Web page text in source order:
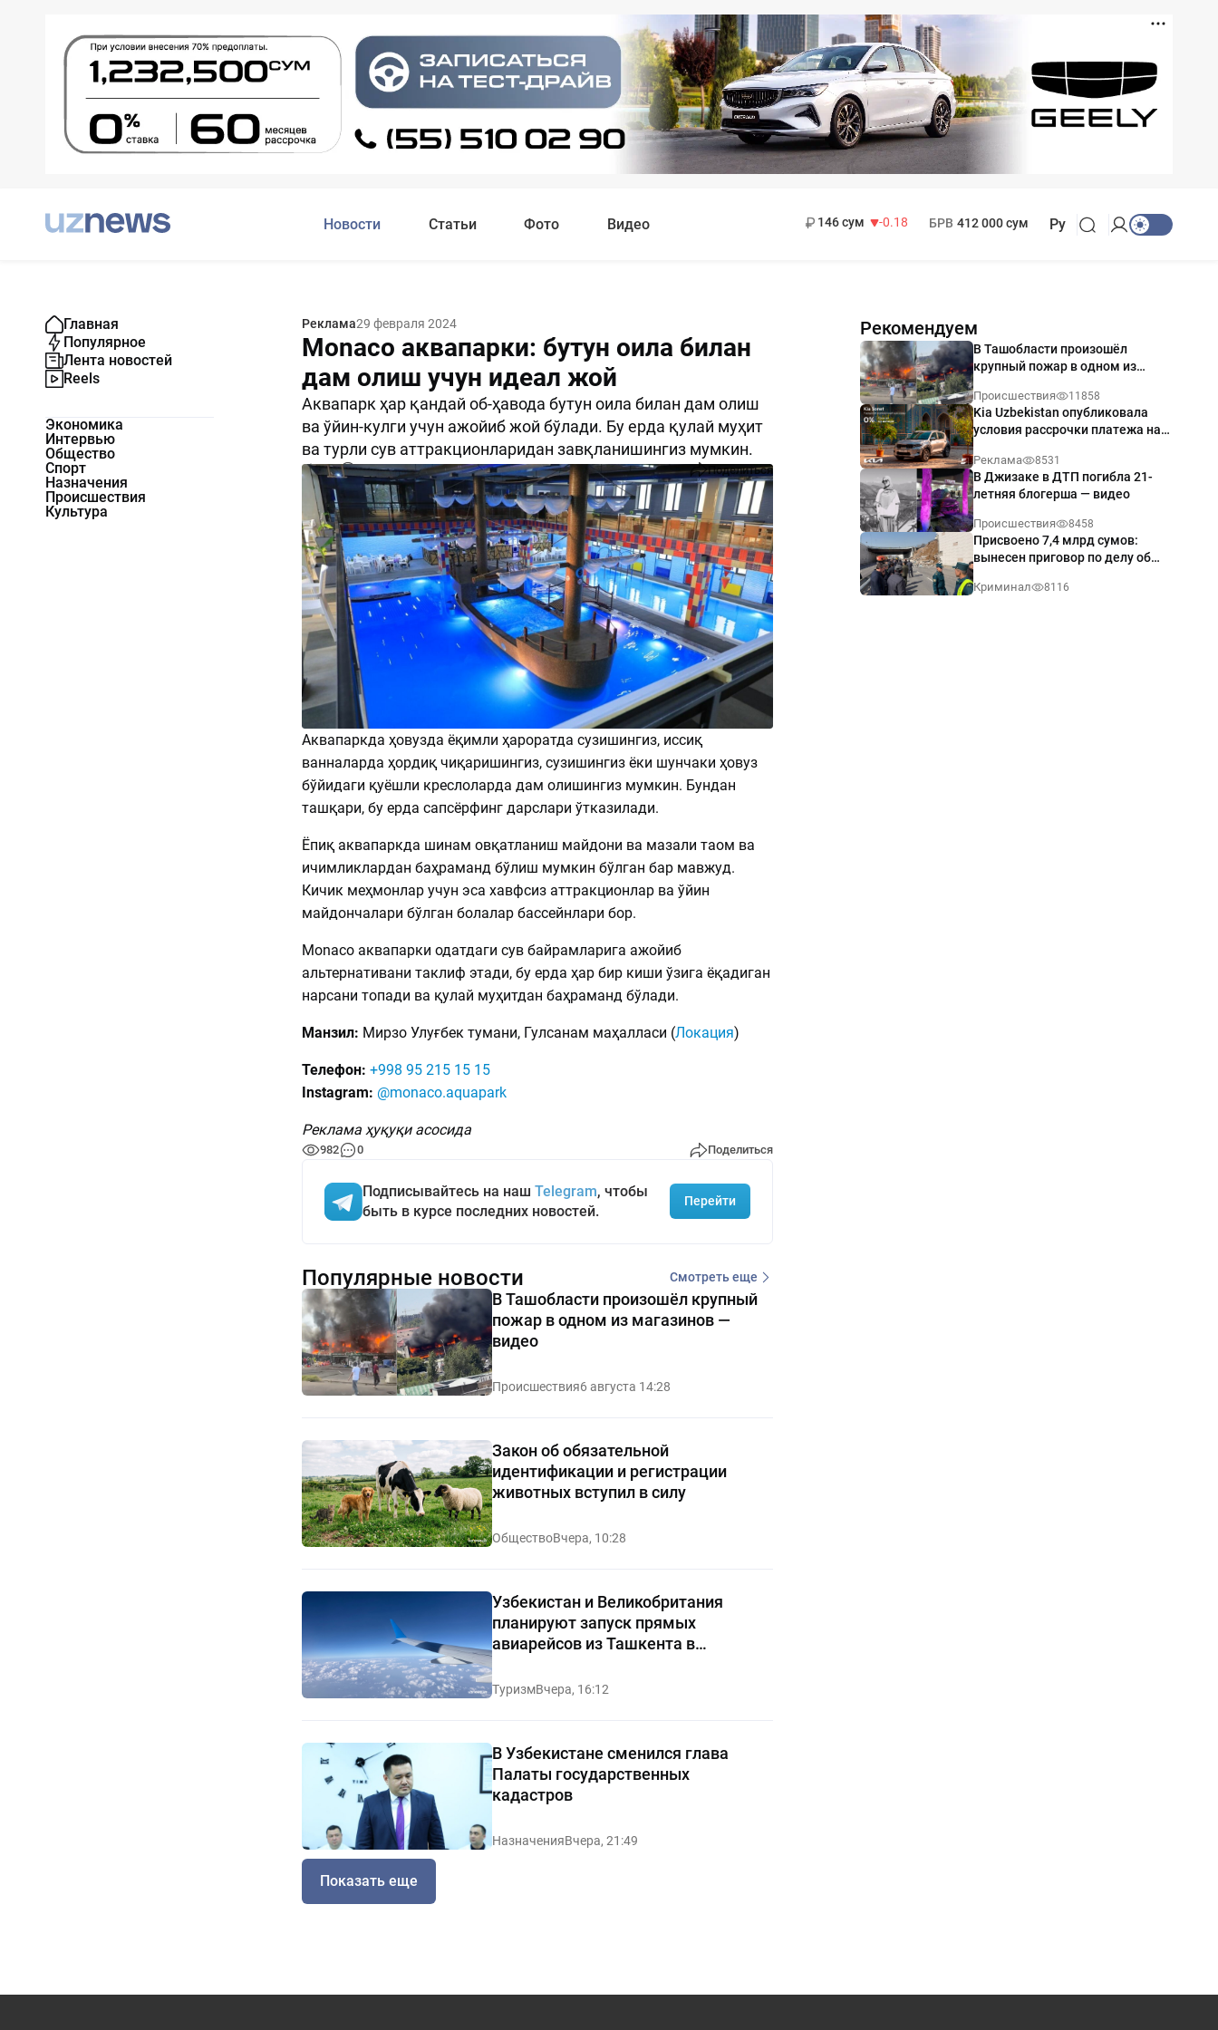
Новости Статьи Фото Видео
146 сум
-0.18
БРВ 412 000 сум Ру
Главная
Популярное
Лента новостей
Reels
Экономика
Интервью
Общество
Спорт
Назначения
Происшествия
Культура
Реклама29 февраля 2024
Monaco аквапарки: бутун оила билан
дам олиш учун идеал жой
Аквапарк ҳар қандай об-ҳавода бутун оила билан дам олиш
ва ўйин-кулги учун ажойиб жой бўлади. Бу ерда қулай муҳит
ва турли сув аттракционларидан завқланишингиз мумкин.
982 0 Поделиться
Аквапаркда ҳовузда ёқимли ҳароратда сузишингиз, иссиқ
ванналарда ҳордиқ чиқаришингиз, сузишингиз ёки шунчаки ҳовуз
бўйидаги қуёшли креслоларда дам олишингиз мумкин. Бундан
ташқари, бу ерда сапсёрфинг дарслари ўтказилади.
Ёпиқ аквапаркда шинам овқатланиш майдони ва мазали таом ва
ичимликлардан баҳраманд бўлиш мумкин бўлган бар мавжуд.
Кичик меҳмонлар учун эса хавфсиз аттракционлар ва ўйин
майдончалари бўлган болалар бассейнлари бор.
Monaco аквапарки одатдаги сув байрамларига ажойиб
альтернативани таклиф этади, бу ерда ҳар бир киши ўзига ёқадиган
нарсани топади ва қулай муҳитдан баҳраманд бўлади.
Манзил: Мирзо Улуғбек тумани, Гулсанам маҳалласи (Локация)
Телефон: +998 95 215 15 15
Instagram: @monaco.aquapark
Реклама ҳуқуқи асосида
982 0 Поделиться
Подписывайтесь на наш Telegram, чтобы
быть в курсе последних новостей.
Перейти
Рекомендуем
В Ташобласти произошёл
крупный пожар в одном из
Происшествия 11858
Kia Uzbekistan опубликовала
условия рассрочки платежа на
годовых
Реклама 8531
В Джизаке в ДТП погибла 21-
летняя блогерша — видео
Происшествия 8458
Присвоено 7,4 млрд сумов:
вынесен приговор по делу об
Ташкенте
Криминал 8116
Популярные новости Смотреть еще
В Ташобласти произошёл крупный
пожар в одном из магазинов —
видео
Происшествия6 августа 14:28
Закон об обязательной
идентификации и регистрации
животных вступил в силу
ОбществоВчера, 10:28
Узбекистан и Великобритания
планируют запуск прямых
авиарейсов из Ташкента в
Манчестер
ТуризмВчера, 16:12
В Узбекистане сменился глава
Палаты государственных
кадастров
НазначенияВчера, 21:49
Показать еще